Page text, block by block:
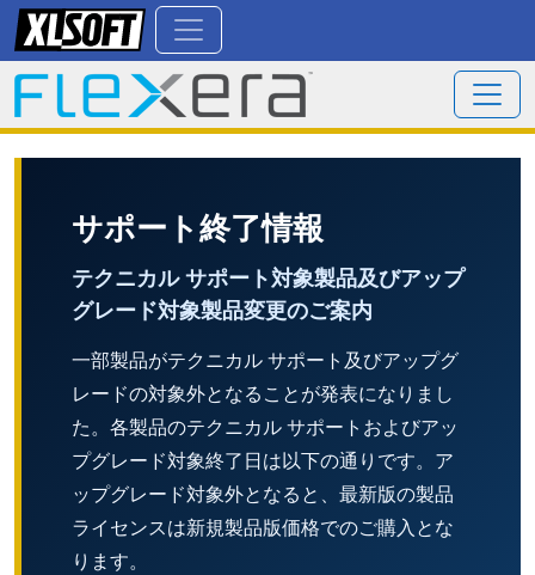
サポート終了情報
テクニカル サポート対象製品及びアップ
グレード対象製品変更のご案内
一部製品がテクニカル サポート及びアップグ
レードの対象外となることが発表になりまし
た。各製品のテクニカル サポートおよびアッ
プグレード対象終了日は以下の通りです。ア
ップグレード対象外となると、最新版の製品
ライセンスは新規製品版価格でのご購入とな
ります。